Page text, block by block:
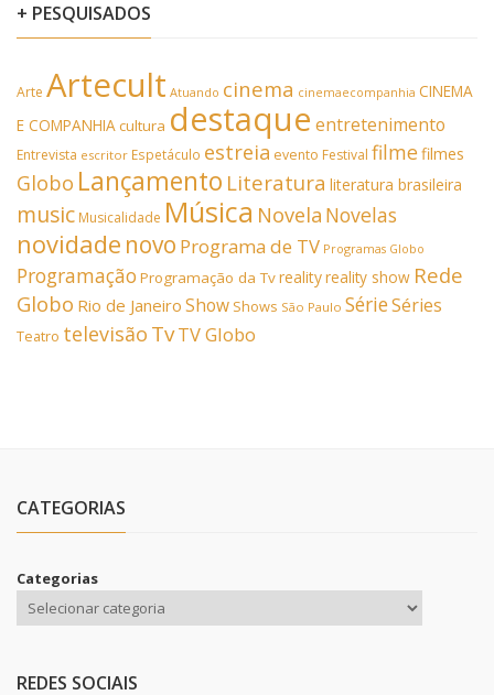
+ PESQUISADOS
Arte Artecult Atuando cinema cinemaecompanhia CINEMA
E COMPANHIAcultura destaque entretenimento
Entrevista escritor Espetáculo estreia evento Festival filmefilmes
Globo Lançamento Literatura literatura brasileira
music Musicalidade Música Novela Novelas
novidade novo Programa de TV Programas Globo
Programação Programação da Tvrealityreality show Rede
Globo Rio de Janeiro Show Shows São Paulo SérieSéries
Teatro televisão TvTV Globo
CATEGORIAS
Categorias
REDES SOCIAIS